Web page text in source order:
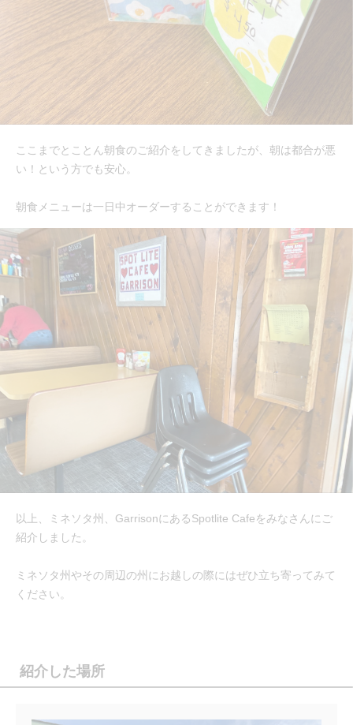
ここまでとことん朝食のご紹介をしてきましたが、朝は都合が悪
い！という方でも安心。
朝食メニューは一日中オーダーすることができます！
以上、ミネソタ州、GarrisonにあるSpotlite Cafeをみなさんにご
紹介しました。
ミネソタ州やその周辺の州にお越しの際にはぜひ立ち寄ってみて
ください。
紹介した場所